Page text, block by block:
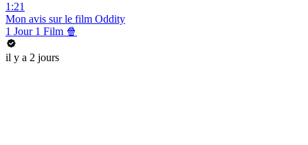
1:21
Mon avis sur le film Oddity
1 Jour 1 Film 🍿
il y a 2 jours